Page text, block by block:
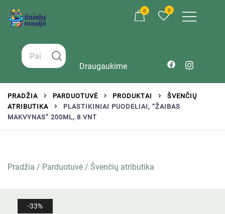
0 0
Draugaukime
PRADŽIA PARDUOTUVĖ PRODUKTAI
ŠVENČIŲ
ATRIBUTIKA
PLASTIKINIAI PUODELIAI, “ŽAIBAS
MAKVYNAS” 200ML, 8 VNT
Pradžia / Parduotuvė / Švenčių atributika
-33%